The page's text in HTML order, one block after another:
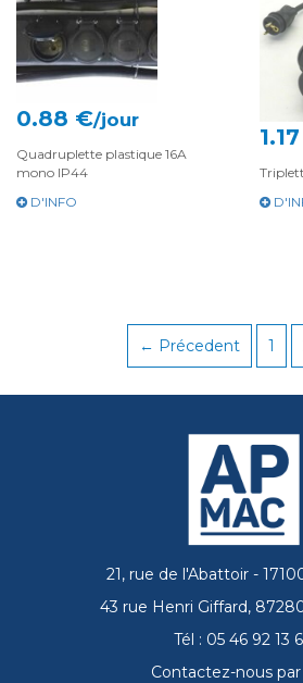
0.88 €/jour
Quadruplette plastique 16A
mono IP44
D'INFO
← Précedent 1
21, rue de l'Abattoir -
43 rue Henri Giffard,
Tél : 05 46 92 13
Contactez-nous